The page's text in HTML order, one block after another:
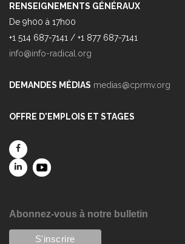
RENSEIGNEMENTS GÉNÉRAUX
De 9h00 à 17h00
+1 514 687-7141 / +1 877 687-7141
info@info-radical.org
DEMANDES MÉDIAS medias@cprmv.org
OFFRE D'EMPLOIS ET STAGES
Abonnez-vous à notre bulletin